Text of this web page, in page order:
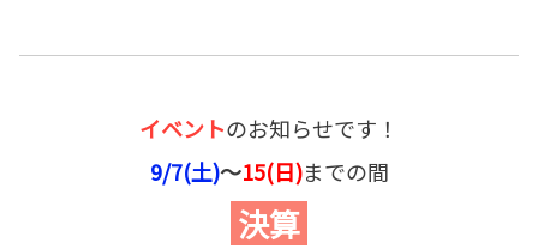
イベントのお知らせです！
9/7(土)～15(日)までの間
決算